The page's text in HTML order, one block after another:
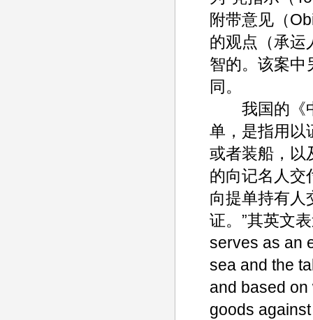
附带意见（
的观点（承运
智的。该案
同。
我国的《中
单，是指用以
或者装船，以
的向记名人交
向提单持有人
证。”其英文
serves as an
sea and the
and based
goods